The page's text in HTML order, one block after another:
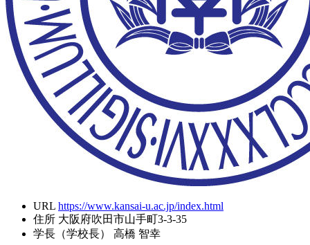
URL https://www.kansai-u.ac.jp/index.html
住所 大阪府吹田市山手町3-3-35
学長（学校長）
高橋 智幸